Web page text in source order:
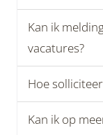
Kan ik
vacatures?
Hoe
Kan ik op